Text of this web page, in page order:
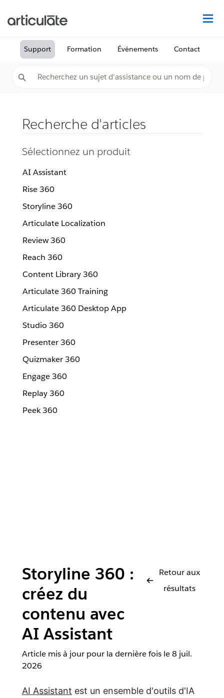
Support Formation Événements Contact
Recherche d'articles
Sélectionnez un produit
AI Assistant
Rise 360
Storyline 360
Articulate Localization
Review 360
Reach 360
Content Library 360
Articulate 360 Training
Articulate 360 Desktop App
Studio 360
Presenter 360
Quizmaker 360
Engage 360
Replay 360
Peek 360
Storyline 360 :
créez du
contenu avec
AI Assistant
Retour aux
résultats
Article mis à jour pour la dernière fois le8 juil.
2026
AI Assistant est un ensemble d'outils d'IA